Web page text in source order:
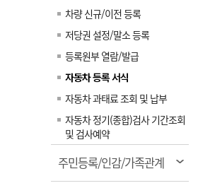
찾아오시는길
찾아오시는길
찾아오시는길
찾아오시는길
찾아오시는길
찾아오시는길
찾아오시는길
찾아오시는길
차량 신규/이전 등록
저당권 설정/말소 등록
등록원부 열람/발급
자동차 등록 서식
자동차 과태료 조회 및 납부
자동차 정기(종합)검사 기간조회
및 검사예약
주민등록/인감/가족관계열
림